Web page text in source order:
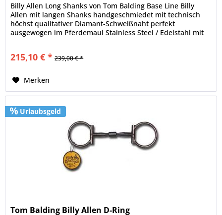
Billy Allen Long Shanks von Tom Balding Base Line Billy
Allen mit langen Shanks handgeschmiedet mit technisch
höchst qualitativer Diamant-Schweißnaht perfekt
ausgewogen im Pferdemaul Stainless Steel / Edelstahl mit
215,10 € * 239,00 € *
Merken
Urlaubsgeld
Tom Balding Billy Allen D-Ring